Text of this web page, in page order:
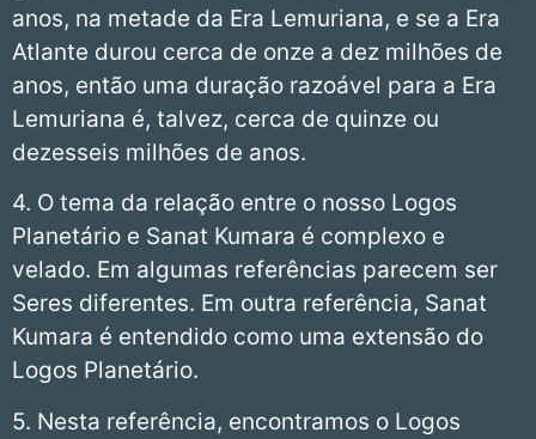
anos, na metade da Era Lemuriana, e se a Era
Atlante durou cerca de onze a dez milhões de
anos, então uma duração razoável para a Era
Lemuriana é, talvez, cerca de quinze ou
dezesseis milhões de anos.
4. O tema da relação entre o nosso Logos
Planetário e Sanat Kumara é complexo e
velado. Em algumas referências parecem ser
Seres diferentes. Em outra referência, Sanat
Kumara é entendido como uma extensão do
Logos Planetário.
5. Nesta referência, encontramos o Logos